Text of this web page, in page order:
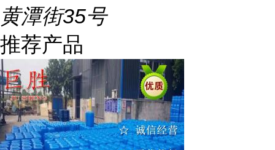
黄潭街35号
推荐产品